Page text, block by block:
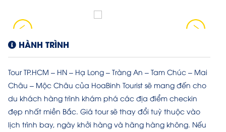
HÀNH TRÌNH
Tour TP.HCM – HN – Hạ Long – Tràng An – Tam Chúc – Mai
Châu – Mộc Châu của HoaBinh Tourist sẽ mang đến cho
du khách hàng trình khám phá các địa điểm checkin
đẹp nhất miền Bắc. Giá tour sẽ thay đổi tuỳ thuộc vào
lịch trình bay, ngày khởi hàng và hãng hàng không. Nếu